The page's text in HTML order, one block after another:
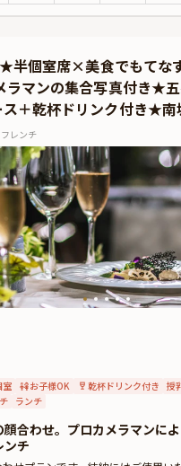
特別な一日を演出いたします。
★半個室席×美食でもてな
ラマンの集合写真付き★
ス＋乾杯ドリンク付き★南
のひととき
フレンチ
室 お子様OK 乾杯ドリンク付き 授
ランチ
合わせ。プロカメラマンに
ンチ